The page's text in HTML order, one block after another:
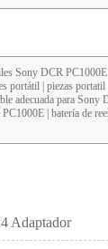
Sony DCR PC1000E
portátil | piezas portatil
adecuada para Sony
| batería de
Adaptador